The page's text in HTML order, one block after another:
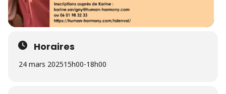
Horaires
24 mars 202515h00-18h00